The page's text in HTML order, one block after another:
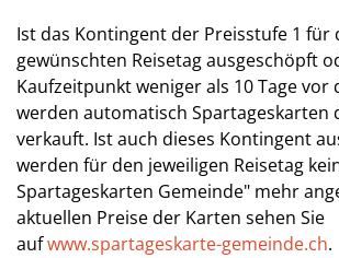
Ist das Kontingent der Preisstufe 1 für
gewünschten Reisetag ausgeschöpft
Kaufzeitpunkt weniger als 10 Tage vor
werden automatisch Spartageskarten
verkauft. Ist auch dieses Kontingent
werden für den jeweiligen Reisetag
Spartageskarten Gemeinde" mehr
aktuellen Preise der Karten sehen Sie
aufwww.spartageskarte-gemeinde.ch.